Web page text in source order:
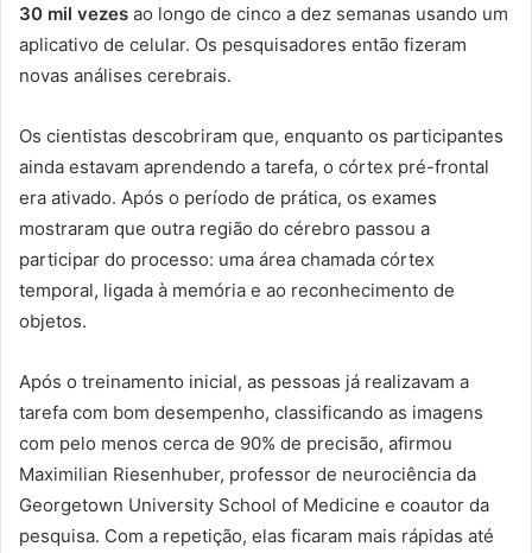
30 mil vezes ao longo de cinco a dez semanas usando um
aplicativo de celular. Os pesquisadores então fizeram
novas análises cerebrais.
Os cientistas descobriram que, enquanto os participantes
ainda estavam aprendendo a tarefa, o córtex pré-frontal
era ativado. Após o período de prática, os exames
mostraram que outra região do cérebro passou a
participar do processo: uma área chamada córtex
temporal, ligada à memória e ao reconhecimento de
objetos.
Após o treinamento inicial, as pessoas já realizavam a
tarefa com bom desempenho, classificando as imagens
com pelo menos cerca de 90% de precisão, afirmou
Maximilian Riesenhuber, professor de neurociência da
Georgetown University School of Medicine e coautor da
pesquisa. Com a repetição, elas ficaram mais rápidas até